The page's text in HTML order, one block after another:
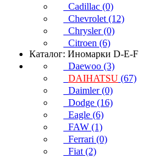
Cadillac (0)
Chevrolet (12)
Chrysler (0)
Citroen (6)
Каталог: Иномарки D-E-F
Daewoo (3)
DAIHATSU (67)
Daimler (0)
Dodge (16)
Eagle (6)
FAW (1)
Ferrari (0)
Fiat (2)